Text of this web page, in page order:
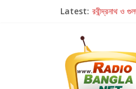
Latest: রবীন্দ্রনাথ ও
হাওয়া বদলের